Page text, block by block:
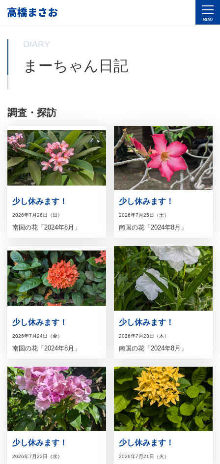
DIARY
まーちゃん日記
調査・探訪
少し休みます！
2026年7月26日（日）
南国の花「2024年8月」
少し休みます！
2026年7月25日（土）
南国の花「2024年8月」
少し休みます！
2026年7月24日（金）
南国の花「2024年8月」
少し休みます！
2026年7月23日（木）
南国の花「2024年8月」
少し休みます！
2026年7月22日（水）
少し休みます！
2026年7月21日（火）